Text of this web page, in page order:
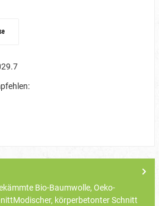
Bio-Baumwolle, Oeko-
körperbetonter Schnitt